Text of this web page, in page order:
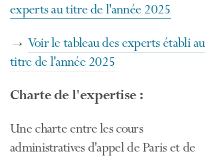
experts au titre de l'année 2025
→ Voir le tableau des experts établi au
titre de l'année 2025
Charte de l'expertise :
Une charte entre les cours
administratives d'appel de Paris et de